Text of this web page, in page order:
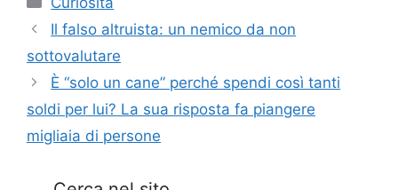
Il falso altruista: un nemico da non
sottovalutare
È “solo un cane” perché spendi così tanti
soldi per lui? La sua risposta fa piangere
migliaia di persone